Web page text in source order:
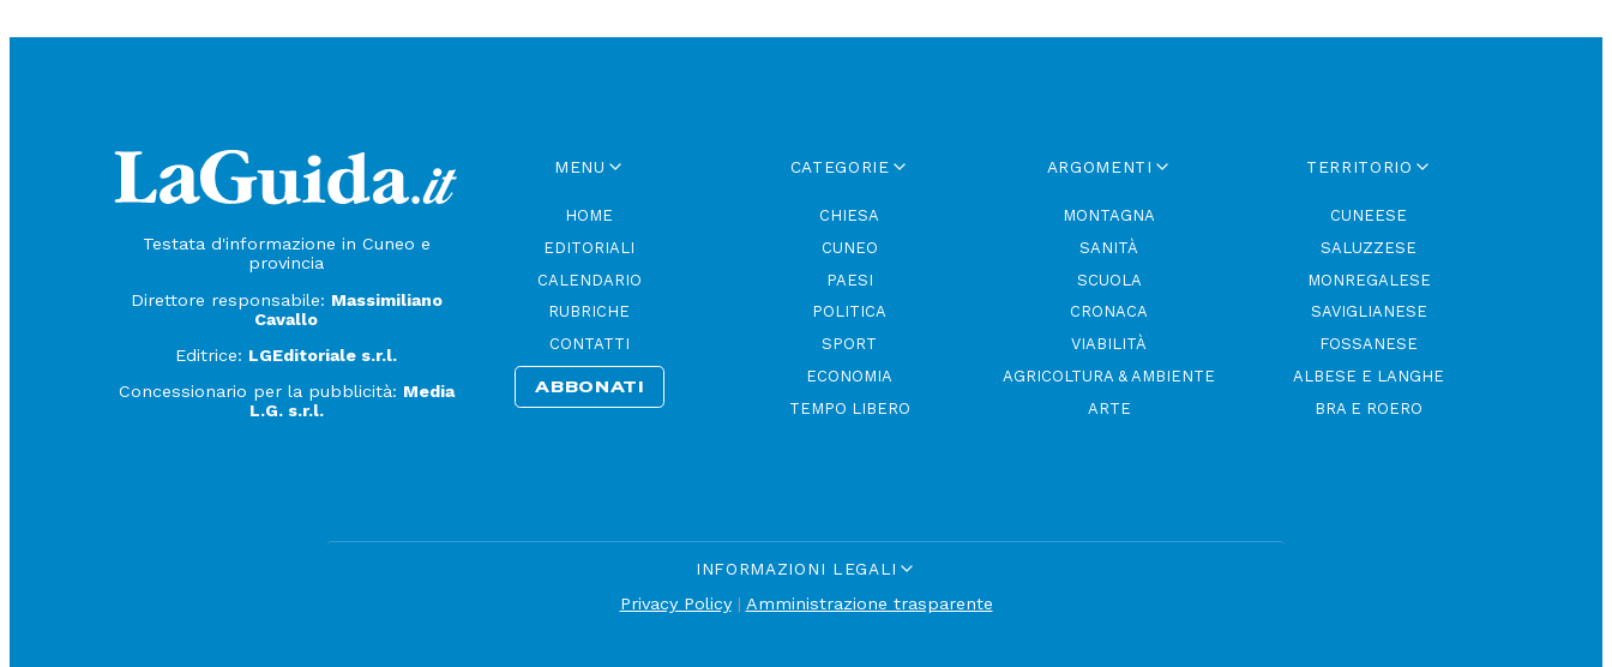
Testata d'informazione in Cuneo e
provincia
Direttore responsabile: Massimiliano
Cavallo
Editrice: LGEditoriale s.r.l.
Concessionario per la pubblicità: Media
L.G. s.r.l.
MENU
HOME
EDITORIALI
CALENDARIO
RUBRICHE
CONTATTI
ABBONATI
CATEGORIE
CHIESA
CUNEO
PAESI
POLITICA
SPORT
ECONOMIA
TEMPO LIBERO
ARGOMENTI
MONTAGNA
SANITÀ
SCUOLA
CRONACA
VIABILITÀ
AGRICOLTURA & AMBIENTE
ARTE
TERRITORIO
CUNEESE
SALUZZESE
MONREGALESE
SAVIGLIANESE
FOSSANESE
ALBESE E LANGHE
BRA E ROERO
INFORMAZIONI LEGALI
Privacy Policy| Amministrazione trasparente